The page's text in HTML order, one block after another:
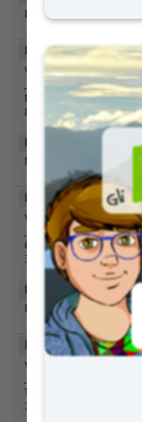
No description
ID
wp_wpfileupload
_68f927423053b7
fa38e787b1cbd97
8f9
DESCRIPTION
No description
ID
wp_wpfileupload
_993a55ad9fa90e
62836e2d1bdf514f
37
DESCRIPTION
No description
ID
wp_wpfileupload
152f1c0c6f92c1a15
3